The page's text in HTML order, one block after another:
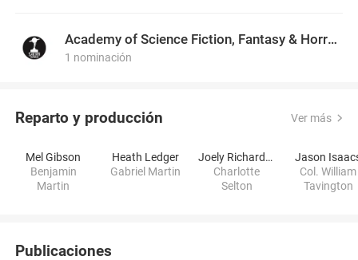
Academy of Science Fiction, Fantasy & Horror Films, USA
1 nominación
Reparto y producción Ver más
Mel Gibson
Benjamin
Martin
Heath Ledger
Gabriel Martin
Joely Richardson
Charlotte
Selton
Jason
Col. William
Tavington
Publicaciones